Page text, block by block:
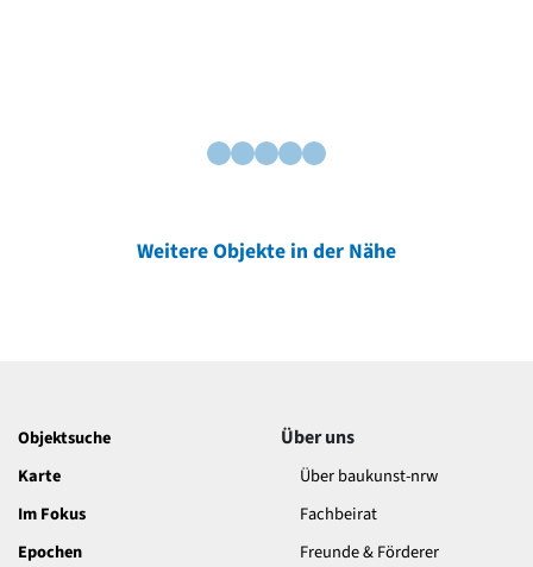
Weitere Objekte in der Nähe
Objektsuche
Karte
Im Fokus
Epochen
Über uns
Über baukunst-nrw
Fachbeirat
Freunde & Förderer